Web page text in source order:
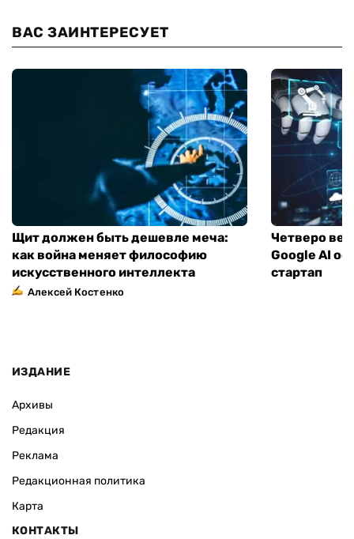
ВАС ЗАИНТЕРЕСУЕТ
Щит должен быть дешевле меча:
как война меняет философию
искусственного интеллекта
Алексей Костенко
Четверо
Google AI
стартап
ИЗДАНИЕ
Архивы
Редакция
Реклама
Редакционная политика
Карта
КОНТАКТЫ